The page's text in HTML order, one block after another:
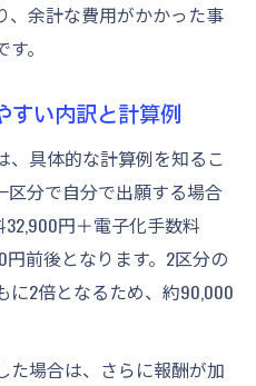
、余計な費用がかかった事
。
すい内訳と計算例
、具体的な計算例を知るこ
区分で自分で出願する場合
円＋電子化手数料
円前後となります。2区分の
2倍となるため、約90,000
た場合は、さらに報酬が加